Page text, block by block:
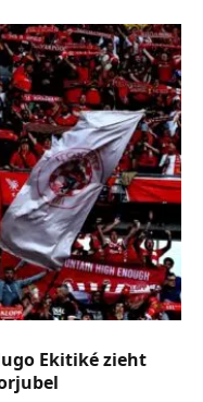
Ekitiké zieht